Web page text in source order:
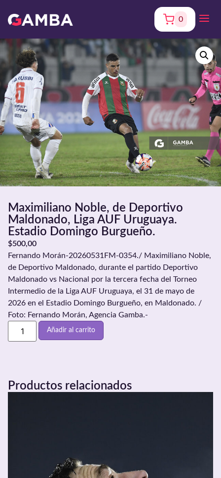
0
Maximiliano Noble, de Deportivo
Maldonado, Liga AUF Uruguaya.
Estadio Domingo Burgueño.
$500,00
Fernando Morán-20260531FM-0354./ Maximiliano Noble,
de Deportivo Maldonado, durante el partido Deportivo
Maldonado vs Nacional por la tercera fecha del Torneo
Intermedio de la Liga AUF Uruguaya, el 31 de mayo de
2026 en el Estadio Domingo Burgueño, en Maldonado. /
Foto: Fernando Morán, Agencia Gamba.-
Añadir al carrito
Productos relacionados